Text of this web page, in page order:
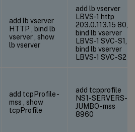
add lb vserver
HTTP
, bind lb
vserver , show
lb vserver
add lb vserver
LBVS-1 http
203.0.113.15 80,
bind lb vserver
LBVS-1 SVC-S1,
bind lb vserver
LBVS-1 SVC-S2
add tcpProfile-
mss
, show
tcpProfile
add tcpprofile
NS1-SERVERS-
JUMBO -mss
8960